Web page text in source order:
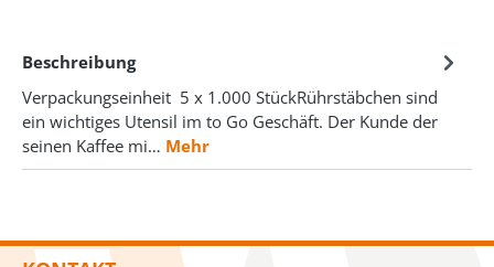
Beschreibung
Verpackungseinheit 5 x 1.000 StückRührstäbchen sind
ein wichtiges Utensil im to Go Geschäft. Der Kunde der
seinen Kaffee mi… Mehr